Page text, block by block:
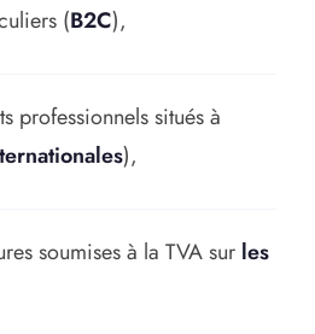
(B2C),
professionnels situés à
),
soumises à la TVA sur les